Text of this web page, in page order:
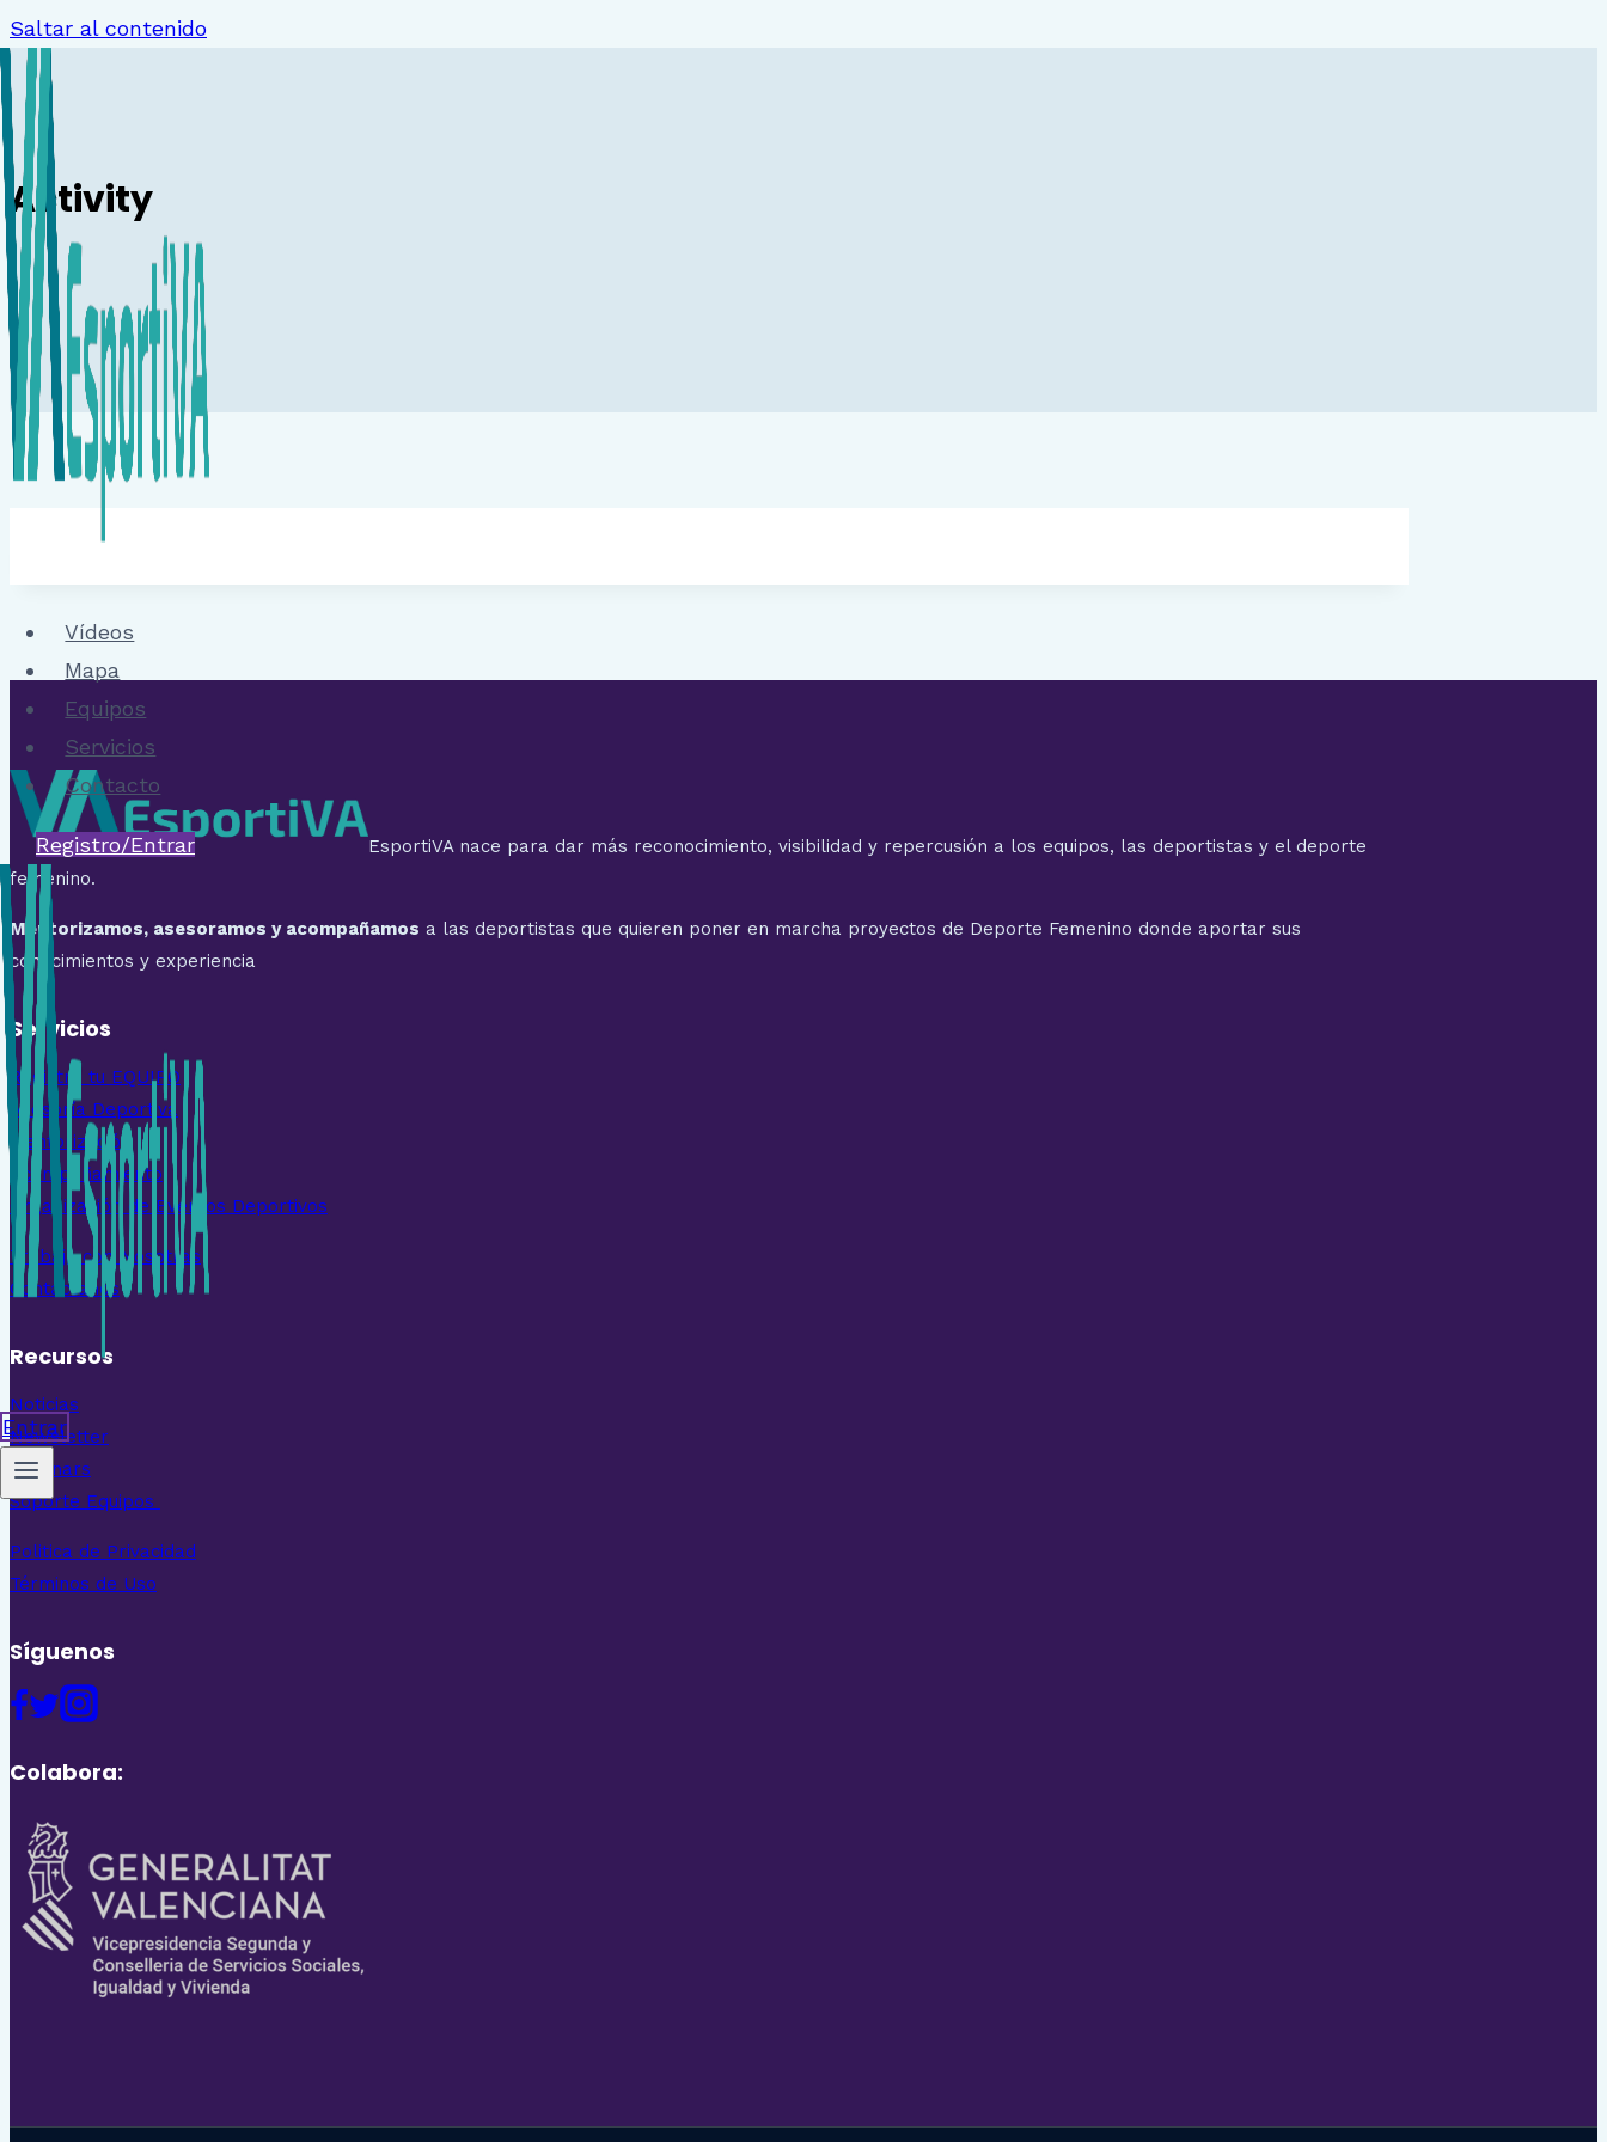
Saltar al contenido
Vídeos
Mapa
Equipos
Servicios
Contacto
Registro/Entrar
Entrar
Activity
EsportiVA nace para dar más reconocimiento, visibilidad y repercusión a los equipos, las deportistas y el deporte
femenino.
Mentorizamos, asesoramos y acompañamos a las deportistas que quieren poner en marcha proyectos de Deporte Femenino donde aportar sus
conocimientos y experiencia
Servicios
Registra tu EQUIPO
Asesoría Deportiva
Mentorización
Acompañamiento
Organización de Eventos Deportivos
Trabaja con Nosotras
Contáctanos
Recursos
Noticias
Newsletter
Webinars
Soporte Equipos
Politica de Privacidad
Términos de Uso
Síguenos
Colabora: